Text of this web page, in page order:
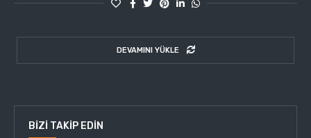
DEVAMINI YÜKLE
BIZI TAKIP EDIN